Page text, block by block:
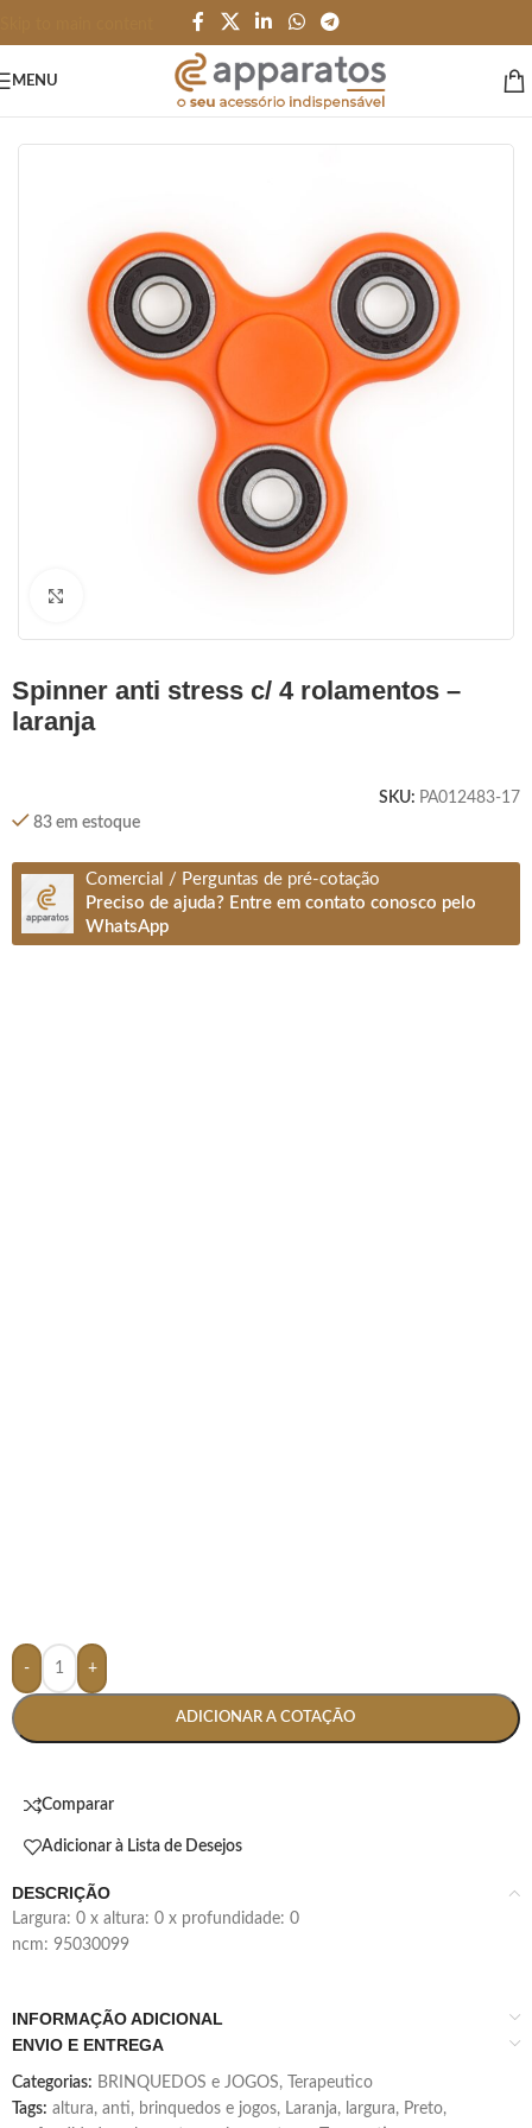
MENU
BRINQUEDOS e JOGOS/Terapeutico
spinner anti stress c/ 4 rolamentos –
laranja
SKU: PA012483-17
83 em estoque
Comercial / Perguntas de pré-cotação
Preciso de ajuda? Entre em contato conosco pelo
WhatsApp
- +
ADICIONAR A COTAÇÃO
Comparar
Adicionar à Lista de Desejos
DESCRIÇÃO
largura: 0 x altura: 0 x profundidade: 0
ncm: 95030099
INFORMAÇÃO ADICIONAL
ENVIO E ENTREGA
Categorias: BRINQUEDOS e JOGOS,
Terapeutico
Tags: altura, anti, brinquedos e jogos, Laranja, largura, Preto,